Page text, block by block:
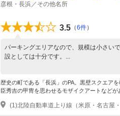
彦根・長浜／その他名所
3.5 （6件）
パーキングエリアなので、規模は小さい
設としては十分です。...
歴史の町である「長浜」のPA。黒壁スクエア
臣秀吉の甲冑を思わせるモザイクアートなど
(1)北陸自動車道上り線（米原・名古